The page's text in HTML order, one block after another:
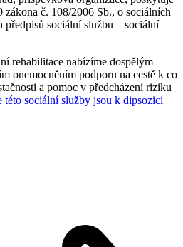
zákona č. 108/2006 Sb., o sociálních
předpisů sociální službu – sociální
rehabilitace nabízíme dospělým
onemocněním podporu na cestě k co
a pomoc v předcházení riziku
této sociální služby jsou k dipsozici